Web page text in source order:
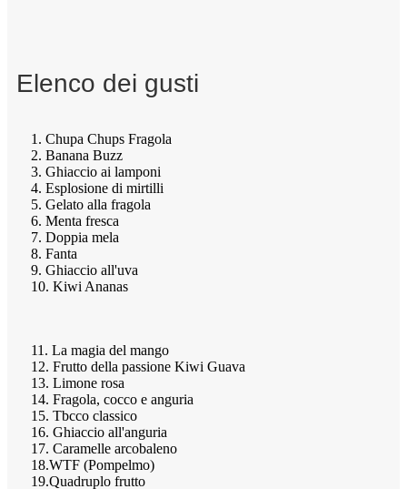
Elenco dei gusti
1. Chupa Chups Fragola
2. Banana Buzz
3. Ghiaccio ai lamponi
4. Esplosione di mirtilli
5. Gelato alla fragola
6. Menta fresca
7. Doppia mela
8. Fanta
9. Ghiaccio all'uva
10. Kiwi Ananas
11. La magia del mango
12. Frutto della passione Kiwi Guava
13. Limone rosa
14. Fragola, cocco e anguria
15. Tbcco classico
16. Ghiaccio all'anguria
17. Caramelle arcobaleno
18.WTF (Pompelmo)
19.Quadruplo frutto